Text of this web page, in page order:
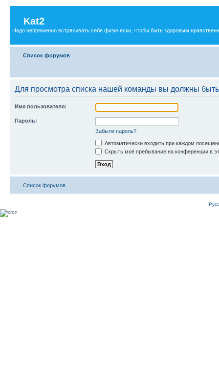
Kat2
Надо непременно встряхивать себя физически, чтобы быть здоровым
Список форумов
Для просмотра списка нашей команды вы должны
Имя пользователя:
Пароль:
Забыли пароль?
Автоматически входить при каждом
Скрыть моё пребывание на конференции в
Список форумов